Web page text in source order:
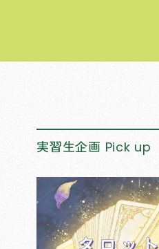
実習生企画 Pick up